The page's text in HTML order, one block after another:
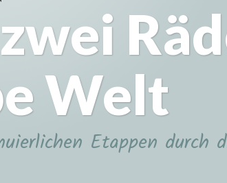
Welt
Etappen durch